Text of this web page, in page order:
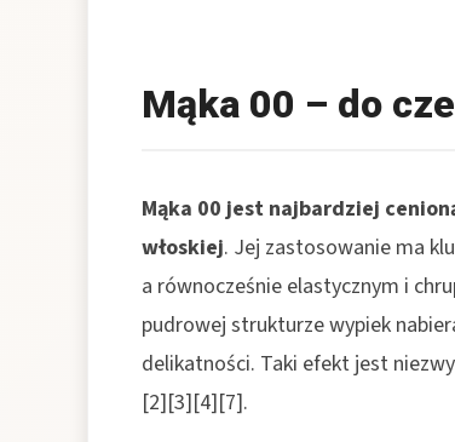
Mąka 00 – do
Mąka 00 jest najbardziej
włoskiej. Jej zastosowanie ma
a równocześnie elastycznym i
pudrowej strukturze wypiek
delikatności. Taki efekt jest
[2][3][4][7].